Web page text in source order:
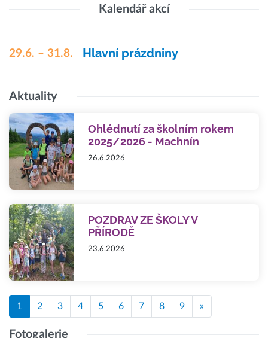
Kalendář akcí
29.6. – 31.8. Hlavní prázdniny
Aktuality
Ohlédnutí za školním rokem
2025/2026 - Machnín
26.6.2026
POZDRAV ZE ŠKOLY V
PŘÍRODĚ
23.6.2026
1 2 3 4 5 6 7 8 9 »
Fotogalerie